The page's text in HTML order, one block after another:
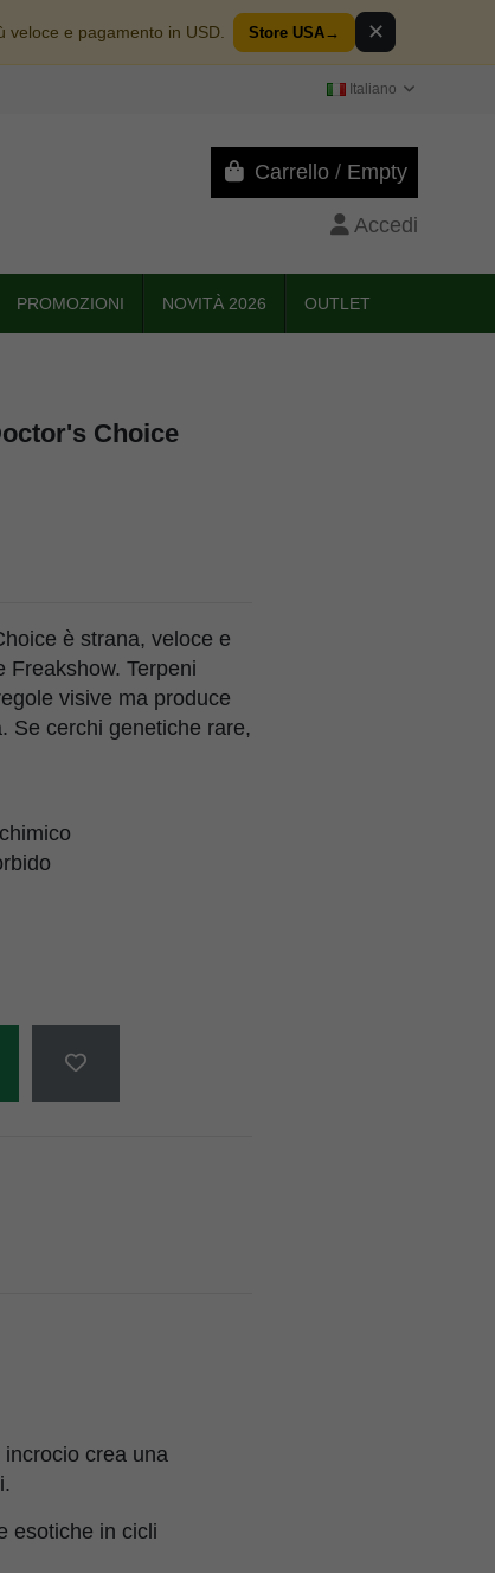
e pagamento in USD. Store USA→ ✕
Italiano
Carrello / Empty
Accedi
PROMOZIONI NOVITÀ 2026 OUTLET
Choice
è strana, veloce e
Freakshow. Terpeni
visive ma produce
Se cerchi genetiche rare,
crea una
esotiche in cicli